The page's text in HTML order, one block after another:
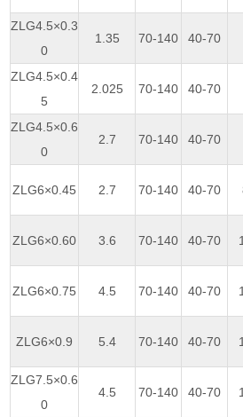
ZLG4.5×0.3
0
1.35 70-140 40-70
ZLG4.5×0.4
5
2.025 70-140 40-70
ZLG4.5×0.6
0
2.7 70-140 40-70
ZLG6×0.45 2.7 70-140 40-70
ZLG6×0.60 3.6 70-140 40-70
ZLG6×0.75 4.5 70-140 40-70
ZLG6×0.9 5.4 70-140 40-70
ZLG7.5×0.6
0
4.5 70-140 40-70